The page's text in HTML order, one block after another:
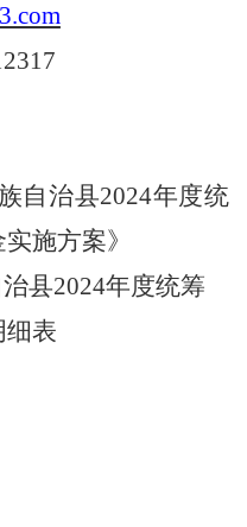
自治县2024年度统
施方案》
县2024年度统筹
细表